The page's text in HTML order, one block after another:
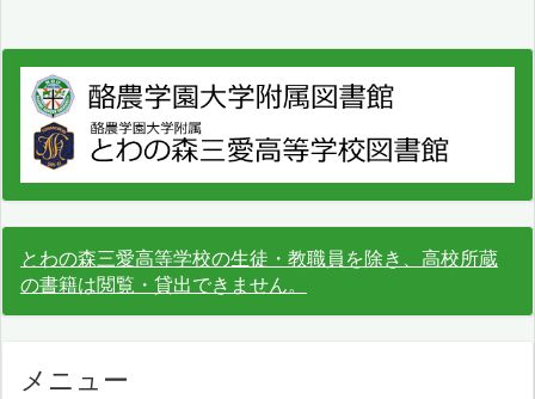
とわの森三愛高等学校の生徒・教職員を除き、高校所蔵
の書籍は閲覧・貸出できません。
メニュー